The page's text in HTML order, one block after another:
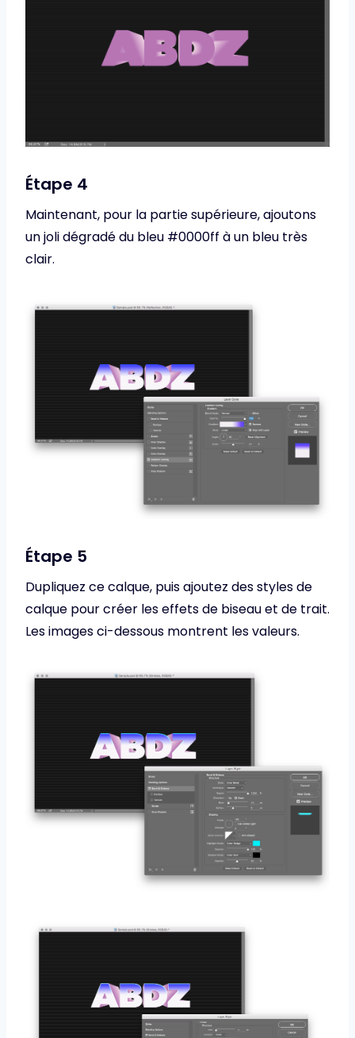
Étape 4
Maintenant, pour la partie supérieure, ajoutons
un joli dégradé du bleu #0000ff à un bleu très
clair.
Étape 5
Dupliquez ce calque, puis ajoutez des styles de
calque pour créer les effets de biseau et de trait.
Les images ci-dessous montrent les valeurs.